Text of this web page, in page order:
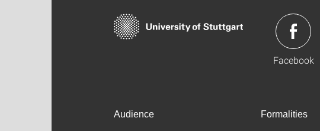
Facebook
Audience Formalities